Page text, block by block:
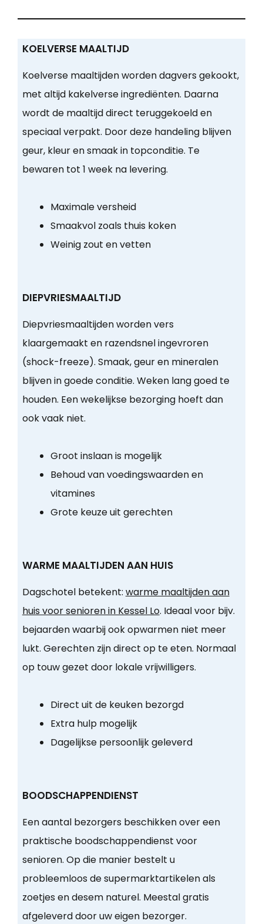
KOELVERSE MAALTIJD
Koelverse maaltijden worden dagvers gekookt,
met altijd kakelverse ingrediënten. Daarna
wordt de maaltijd direct teruggekoeld en
speciaal verpakt. Door deze handeling blijven
geur, kleur en smaak in topconditie. Te
bewaren tot 1 week na levering.
Maximale versheid
Smaakvol zoals thuis koken
Weinig zout en vetten
DIEPVRIESMAALTIJD
Diepvriesmaaltijden worden vers
klaargemaakt en razendsnel ingevroren
(shock-freeze). Smaak, geur en mineralen
blijven in goede conditie. Weken lang goed te
houden. Een wekelijkse bezorging hoeft dan
ook vaak niet.
Groot inslaan is mogelijk
Behoud van voedingswaarden en
vitamines
Grote keuze uit gerechten
WARME MAALTIJDEN AAN HUIS
Dagschotel betekent: warme maaltijden aan
huis voor senioren in Kessel Lo. Ideaal voor bijv.
bejaarden waarbij ook opwarmen niet meer
lukt. Gerechten zijn direct op te eten. Normaal
op touw gezet door lokale vrijwilligers.
Direct uit de keuken bezorgd
Extra hulp mogelijk
Dagelijkse persoonlijk geleverd
BOODSCHAPPENDIENST
Een aantal bezorgers beschikken over een
praktische boodschappendienst voor
senioren. Op die manier bestelt u
probleemloos de supermarktartikelen als
zoetjes en desem naturel. Meestal gratis
afgeleverd door uw eigen bezorger.